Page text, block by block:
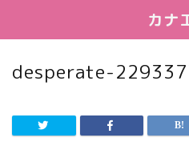
カナ
desperate-